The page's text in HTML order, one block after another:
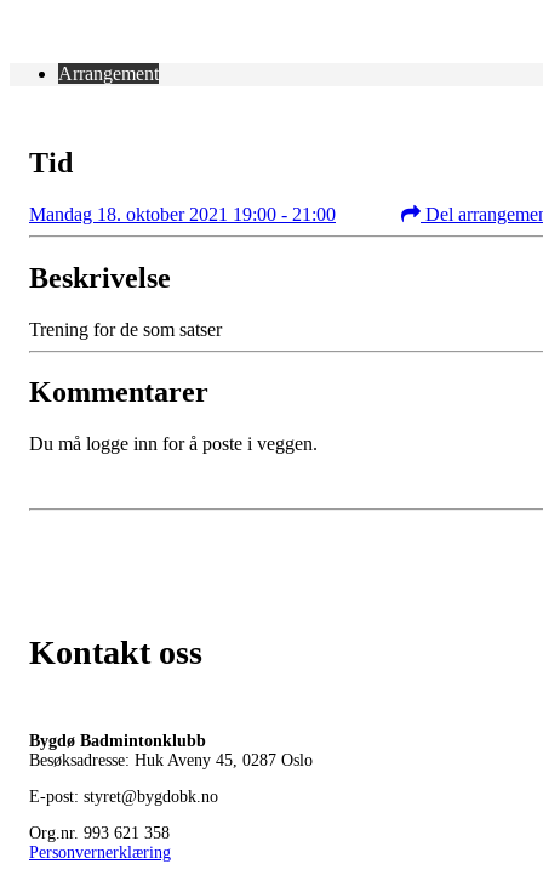
Arrangement
Tid
Mandag 18. oktober 2021 19:00 - 21:00 Del
Beskrivelse
Trening for de som satser
Kommentarer
Du må logge inn for å poste i veggen.
Kontakt oss
Bygdø Badmintonklubb
Besøksadresse: Huk Aveny 45, 0287 Oslo
E-post: styret@bygdobk.no
Org.nr. 993 621 358
Personvernerklæring